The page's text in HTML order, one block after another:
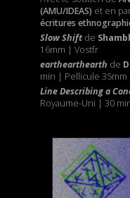
(AMU/IDEAS) et en
écritures
Slow Shiftde
16mm | Vostfr
earthearthearth de
min | Pellicule
Line Describing a
Royaume-Uni | 30